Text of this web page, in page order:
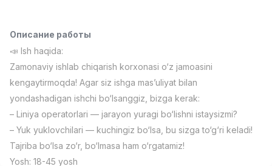
NAVBAHOR APTEKA
Оператор по продажам (Только для
девушек!)
Договорная
NAFF
Full time job
Ish joyidan
Агент по продажам
Описание работы
📣 Ish haqida:
Zamonaviy ishlab chiqarish korxonasi o‘z jamoasini
kengaytirmoqda! Agar siz ishga mas’uliyat bilan
yondashadigan ishchi bo‘lsanggiz, bizga kerak:
– Liniya operatorlari — jarayon yuragi bo‘lishni istaysizmi?
– Yuk yuklovchilari — kuchingiz bo‘lsa, bu sizga to‘g‘ri keladi!
Tajriba bo‘lsa zo‘r, bo‘lmasa ham o‘rgatamiz!
Yosh: 18-45 yosh
Вакансии Категории Компании